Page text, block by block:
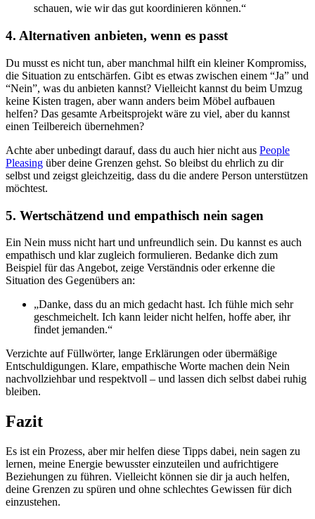
schauen, wie wir das gut koordinieren können.“
4. Alternativen anbieten, wenn es passt
Du musst es nicht tun, aber manchmal hilft ein kleiner Kompromiss,
die Situation zu entschärfen. Gibt es etwas zwischen einem “Ja” und
“Nein”, was du anbieten kannst? Vielleicht kannst du beim Umzug
keine Kisten tragen, aber wann anders beim Möbel aufbauen
helfen? Das gesamte Arbeitsprojekt wäre zu viel, aber du kannst
einen Teilbereich übernehmen?
Achte aber unbedingt darauf, dass du auch hier nicht aus People
Pleasing über deine Grenzen gehst. So bleibst du ehrlich zu dir
selbst und zeigst gleichzeitig, dass du die andere Person unterstützen
möchtest.
5. Wertschätzend und empathisch nein sagen
Ein Nein muss nicht hart und unfreundlich sein. Du kannst es auch
empathisch und klar zugleich formulieren. Bedanke dich zum
Beispiel für das Angebot, zeige Verständnis oder erkenne die
Situation des Gegenübers an:
„Danke, dass du an mich gedacht hast. Ich fühle mich sehr
geschmeichelt. Ich kann leider nicht helfen, hoffe aber, ihr
findet jemanden.“
Verzichte auf Füllwörter, lange Erklärungen oder übermäßige
Entschuldigungen. Klare, empathische Worte machen dein Nein
nachvollziehbar und respektvoll – und lassen dich selbst dabei ruhig
bleiben.
Fazit
Es ist ein Prozess, aber mir helfen diese Tipps dabei, nein sagen zu
lernen, meine Energie bewusster einzuteilen und aufrichtigere
Beziehungen zu führen. Vielleicht können sie dir ja auch helfen,
deine Grenzen zu spüren und ohne schlechtes Gewissen für dich
einzustehen.